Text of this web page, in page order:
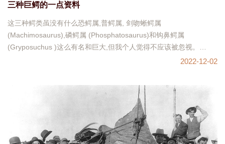
三种巨鳄的一点资料
这三种鳄类虽没有什么恐鳄属,普鳄属, 剑吻蜥鳄属
(Machimosaurus),磷鳄属 (Phosphatosaurus)和钩鼻鳄属
(Gryposuchus )这么有名和巨大,但我个人觉得不应该被忽视。
2022-12-02